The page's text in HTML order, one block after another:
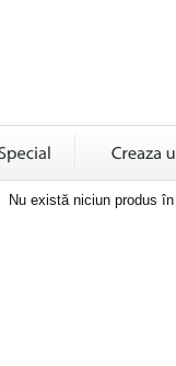
Nu există niciun produs